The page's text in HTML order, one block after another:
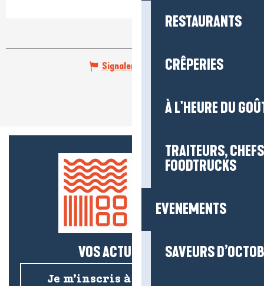
RESTAURANTS
CRÊPERIES
À L'HEURE DU
TRAITEURS,
FOODTRUCKS
EVENEMENTS
SAVEURS
Signaler une erreur
VOS ACTUS SALÉES !
Je m’inscris à la newsletter